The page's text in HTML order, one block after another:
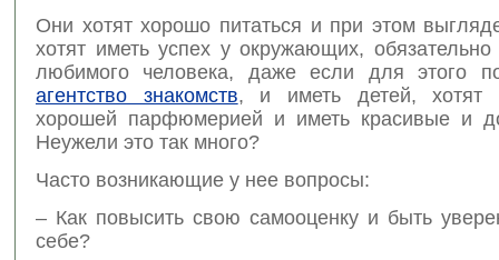
Они хотят хорошо питаться и при этом
хотят иметь успех у окружающих, обязательно
любимого человека, даже если для этого
агентство знакомств, и иметь детей, хотят
хорошей парфюмерией и иметь красивые и
Неужели это так много?
Часто возникающие у нее вопросы:
– Как повысить свою самооценку и быть
себе?